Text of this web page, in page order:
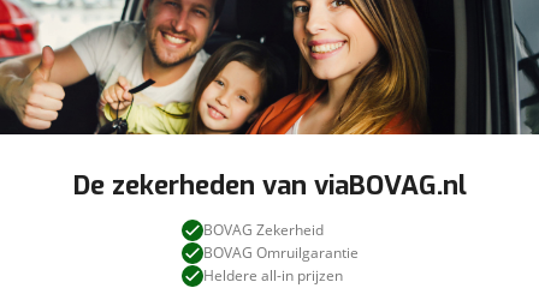
De zekerheden van viaBOVAG.nl
BOVAG Zekerheid
BOVAG Omruilgarantie
Heldere all-in prijzen